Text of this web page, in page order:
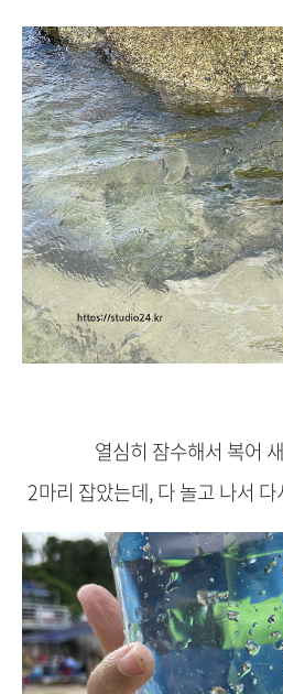
열심히 잠수해서 복어
2마리 잡았는데, 다 놀고 나서